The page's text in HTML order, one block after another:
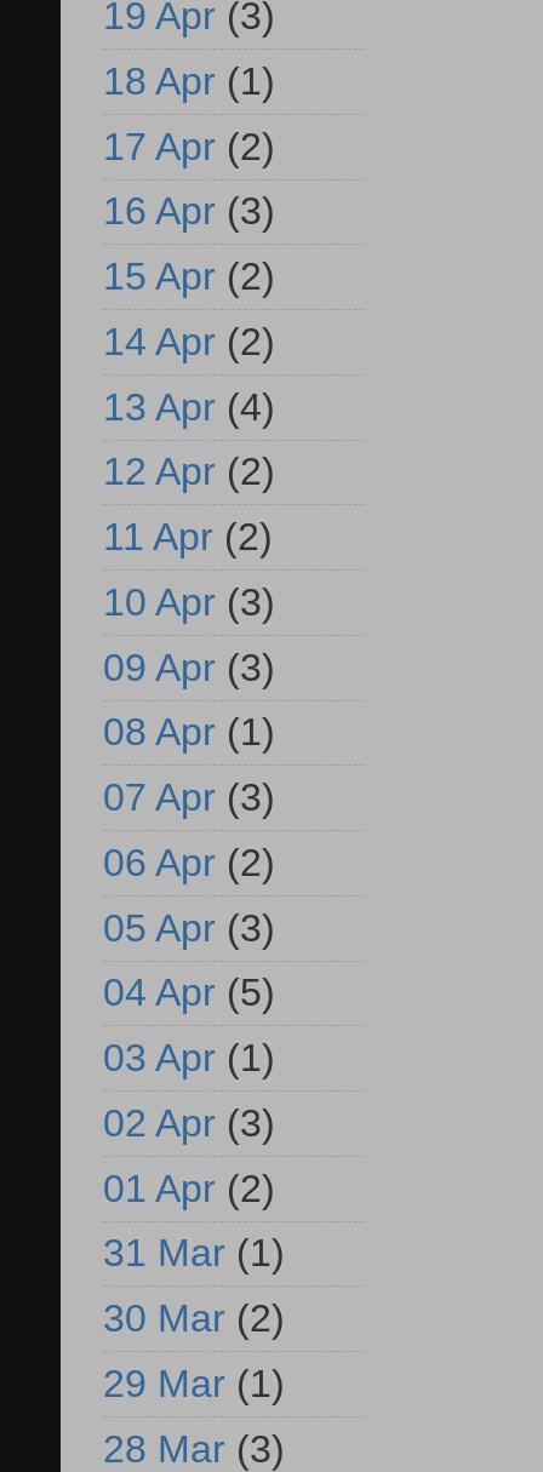
19 Apr (3)
18 Apr (1)
17 Apr (2)
16 Apr (3)
15 Apr (2)
14 Apr (2)
13 Apr (4)
12 Apr (2)
11 Apr (2)
10 Apr (3)
09 Apr (3)
08 Apr (1)
07 Apr (3)
06 Apr (2)
05 Apr (3)
04 Apr (5)
03 Apr (1)
02 Apr (3)
01 Apr (2)
31 Mar (1)
30 Mar (2)
29 Mar (1)
28 Mar (3)